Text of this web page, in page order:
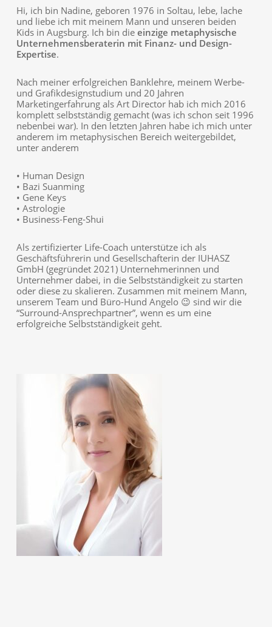
Hi, ich bin Nadine, geboren 1976 in Soltau, lebe, lache
und liebe ich mit meinem Mann und unseren beiden
Kids in Augsburg. Ich bin die einzige metaphysische
Unternehmensberaterin mit Finanz- und Design-
Expertise.
Nach meiner erfolgreichen Banklehre, meinem Werbe-
und Grafikdesignstudium und 20 Jahren
Marketingerfahrung als Art Director hab ich mich 2016
komplett selbstständig gemacht (was ich schon seit 1996
nebenbei war). In den letzten Jahren habe ich mich unter
anderem im metaphysischen Bereich weitergebildet,
unter anderem
• Human Design
• Bazi Suanming
• Gene Keys
• Astrologie
• Business-Feng-Shui
Als zertifizierter Life-Coach unterstütze ich als
Geschäftsführerin und Gesellschafterin der IUHASZ
GmbH (gegründet 2021) Unternehmerinnen und
Unternehmer dabei, in die Selbstständigkeit zu starten
oder diese zu skalieren. Zusammen mit meinem Mann,
unserem Team und Büro-Hund Angelo 😉 sind wir die
“Surround-Ansprechpartner”, wenn es um eine
erfolgreiche Selbstständigkeit geht.